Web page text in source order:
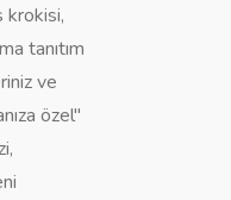
krokisi,
tanıtım
ve
özel"